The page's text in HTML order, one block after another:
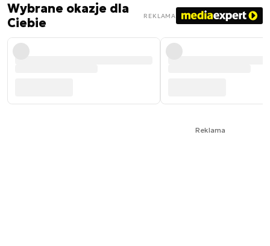
Wybrane okazje dla
Ciebie
REKLAMA
Reklama